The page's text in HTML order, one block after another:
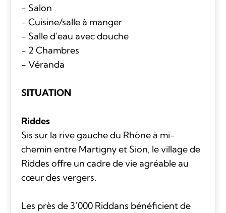
- Salon
- Cuisine/salle à manger
- Salle d'eau avec douche
- 2 Chambres
- Véranda
SITUATION
Riddes
Sis sur la rive gauche du Rhône à mi-
chemin entre Martigny et Sion, le village de
Riddes offre un cadre de vie agréable au
cœur des vergers.
Les près de 3’000 Riddans bénéficient de